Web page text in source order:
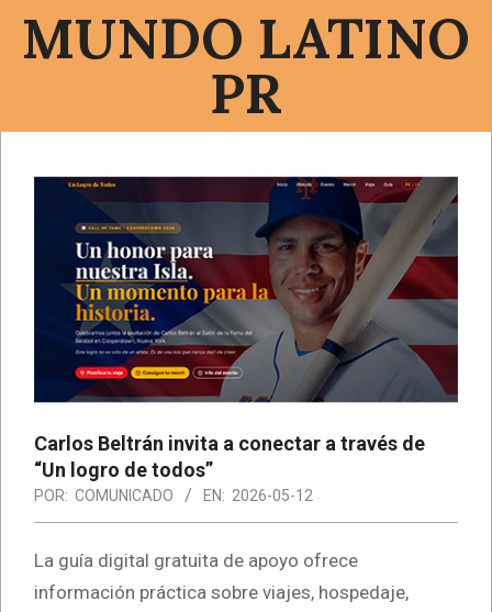
MUNDO LATINO
PR
navegación
Carlos Beltrán invita a conectar a través de
“Un logro de todos”
POR: COMUNICADO EN: 2026-05-12
La guía digital gratuita de apoyo ofrece
información práctica sobre viajes, hospedaje,